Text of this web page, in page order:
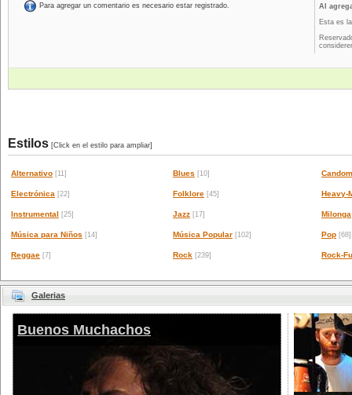
Para agregar un comentario es necesario estar registrado.
Al
Esta es
Estilos [Click en el estilo para ampliar]
Alternativo [11] Blues [10]
Electrónica [22] Folklore [45] Heavy-
Instrumental [25] Jazz [17] Milonga
Música para Niños [14] Música Popular [102] Pop [68]
Reggae [7] Rock [239] Rock-
Galerias
Buenos Muchachos